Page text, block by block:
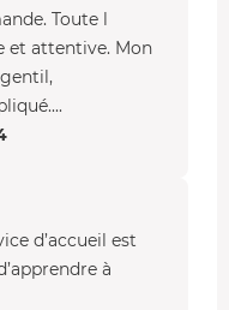
Toute l
et attentive. Mon
d’accueil est
à